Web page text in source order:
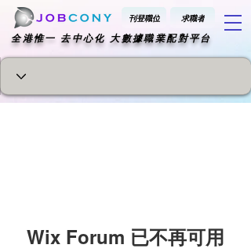
刊登職位 求職者
​全港惟一 去中心化 大數據職業配對平台
Wix Forum 已不再可用